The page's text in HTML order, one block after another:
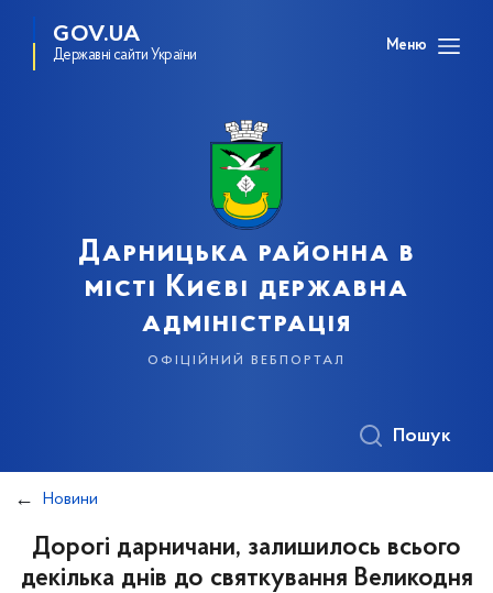
GOV.UA
Державні сайти України
Меню
Дарницька районна в
місті Києві державна
адміністрація
офіційний вебпортал
Пошук
Новини
Дорогі дарничани, залишилось всього
декілька днів до святкування Великодня